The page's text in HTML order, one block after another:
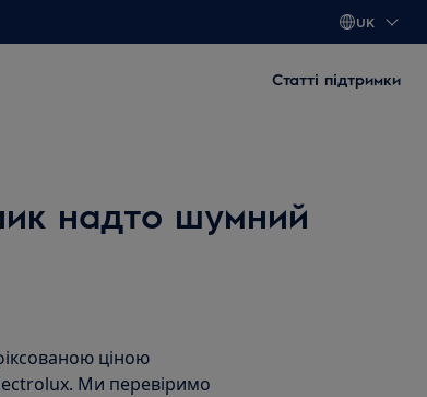
UK
Статті підтримки
надто шумний
ціною
Ми перевіримо